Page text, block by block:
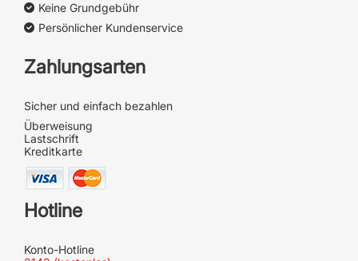
Keine Grundgebühr
Persönlicher Kundenservice
Zahlungsarten
Sicher und einfach bezahlen
Überweisung
Lastschrift
Kreditkarte
Hotline
Konto-Hotline